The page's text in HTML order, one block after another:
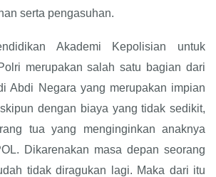
serta pengasuhan.
Akademi Kepolisian untuk
merupakan salah satu bagian dari
Abdi Negara yang merupakan impian
dengan biaya yang tidak sedikit,
tua yang menginginkan anaknya
Dikarenakan masa depan seorang
tidak diragukan lagi. Maka dari itu